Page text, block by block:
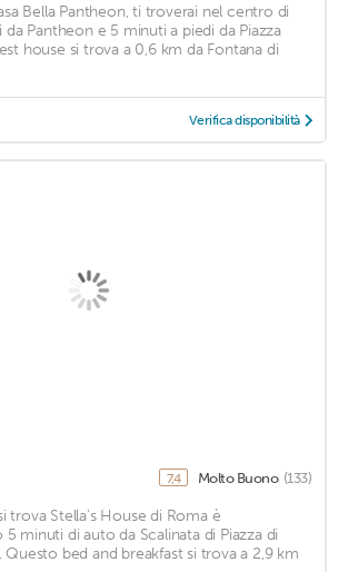
Bella Pantheon, ti troverai nel centro di
da Pantheon e 5 minuti a piedi da Piazza
house si trova a 0,6 km da Fontana di
Verifica disponibilità
7,4 Molto Buono (133)
trova Stella's House di Roma è
5 minuti di auto da Scalinata di Piazza di
Questo bed and breakfast si trova a 2,9 km